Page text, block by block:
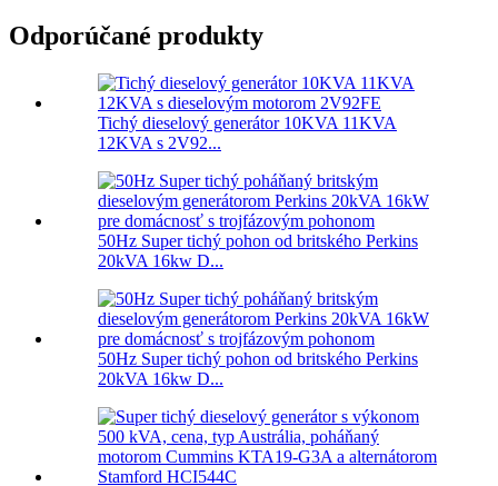
Odporúčané produkty
Tichý dieselový generátor 10KVA 11KVA
12KVA s 2V92...
50Hz Super tichý pohon od britského Perkins
20kVA 16kw D...
50Hz Super tichý pohon od britského Perkins
20kVA 16kw D...